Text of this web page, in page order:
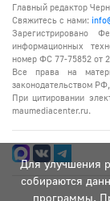
Для улучшения
собираются
программы.
Главный редактор
Свяжитесь с нами:
Зарегистрировано
информационных
номер ФС 77-75852 от
Все права на
законодательством
При цитировании
maumediacenter.ru.